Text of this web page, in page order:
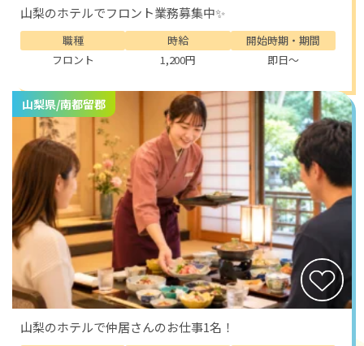
山梨のホテルでフロント業務募集中✨
職種
フロント
時給
1,200円
開始時期・期間
即日～
山梨県/南都留郡
山梨のホテルで仲居さんのお仕事1名！